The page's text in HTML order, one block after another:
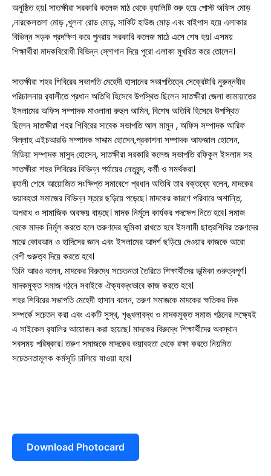
সারাদেশ
সাতক্ষীরা সদর
আশাশুনি
দেবহাটা তালা
আন্তর্জাতিক
অনুষ্ঠিত হয়। সাতক্ষীরা সরকারি কলেজ মাঠ থেকে র‍্যালিটি শুরু হয়ে পোস্ট অফিস মোড়
,নারকেলতলা মোড় ,খুলনা রোড মোড়, সার্কিট হাউজ মোড় এবং বাইপাস হয়ে এলাকার
বিভিন্ন সড়ক প্রদক্ষিণ করে পুনরায় সরকারি কলেজ মাঠে এসে শেষ হয়। এসময়
শিক্ষার্থীরা মাদকবিরোধী বিভিন্ন স্লোগান দিয়ে পুরো এলাকা মুখরিত করে তোলেন।
সাতক্ষীরা শহর শিবিরের সভাপতি মেহেদী হাসানের সভাপতিত্বে সেক্রেটারি নুরুন্নবীর
পরিচালনায় র‍্যালীতে প্রধান অতিথি হিসেবে উপস্থিত ছিলেন সাতক্ষীরা জেলা জামায়াতের
ইসলামের অফিস সম্পাদক মাওলানা রুহুল আমিন, বিশেষ অতিথি হিসেবে উপস্থিত
ছিলেন সাতক্ষীরা শহর শিবিরের সাবেক সভাপতি আল মামুন , অফিস সম্পাদক আরিফ
বিল্লাহ এইচআরডি সম্পাদক সাদ্দাম হোসেন,প্রকাশনা সম্পাদক আফজাল হোসেন,
মিডিয়া সম্পাদক মাসুদ হোসেন, সাতক্ষীরা সরকারি কলেজ সভাপতি রফিকুল ইসলাম সহ
সাতক্ষীরা শহর শিবিরের বিভিন্ন পর্যায়ের নেতৃবৃন্দ, কর্মী ও সমর্থকরা।
র‍্যালী শেষে আয়োজিত সংক্ষিপ্ত সমাবেশে প্রধান অতিথি তার বক্তব্যে বলেন, মাদকের
ভয়াবহতা সমাজের বিভিন্ন স্তরে ছড়িয়ে পড়েছে। মাদকের কারণে পরিবারে অশান্তি,
অপরাধ ও সামাজিক অবক্ষয় বাড়ছে। মাদক নির্মূলে কার্যকর পদক্ষেপ নিতে হবে। সমাজ
থেকে মাদক নির্মূল করতে হলে তরুণদের ভূমিকা রাখতে হবে ইসলামী ছাত্রশিবির তরুণদের
মাঝে কোরআন ও হাদিসের জ্ঞান এবং ইসলামের আদর্শ ছড়িয়ে দেওয়ার কাজকে আরো
বেশী গুরুত্ব দিয়ে করতে হবে।
তিনি আরও বলেন, মাদকের বিরুদ্ধে সচেতনতা তৈরিতে শিক্ষার্থীদের ভূমিকা গুরুত্বপূর্ণ।
মাদকমুক্ত সমাজ গঠনে সবাইকে ঐক্যবদ্ধভাবে কাজ করতে হবে।
শহর শিবিরের সভাপতি মেহেদী হাসান বলেন, তরুণ সমাজকে মাদকের ক্ষতিকর দিক
সম্পর্কে সচেতন করা এবং একটি সুস্থ, শৃঙ্খলাবদ্ধ ও মাদকমুক্ত সমাজ গঠনের লক্ষ্যেই
এ সাইকেল র‍্যালির আয়োজন করা হয়েছে। মাদকের বিরুদ্ধে শিক্ষার্থীদের অবস্থান
সবসময় পরিষ্কার। তরুণ সমাজকে মাদকের ভয়াবহতা থেকে রক্ষা করতে নিয়মিত
সচেতনতামূলক কর্মসূচি চালিয়ে যাওয়া হবে।
Download Photocard